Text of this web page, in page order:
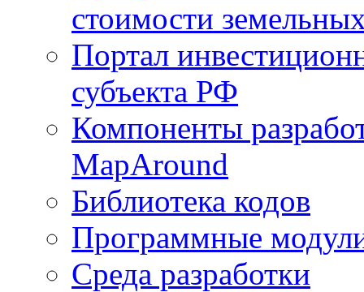
стоимости
Портал
субъекта РФ
Компоненты
MapAround
Библиотека кодов
Программные
Среда разработки